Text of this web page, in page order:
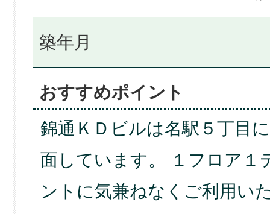
築年月
おすすめポイント
錦通ＫＤビルは名駅５丁目
面しています。 １フロア１
ントに気兼ねなくご利用い